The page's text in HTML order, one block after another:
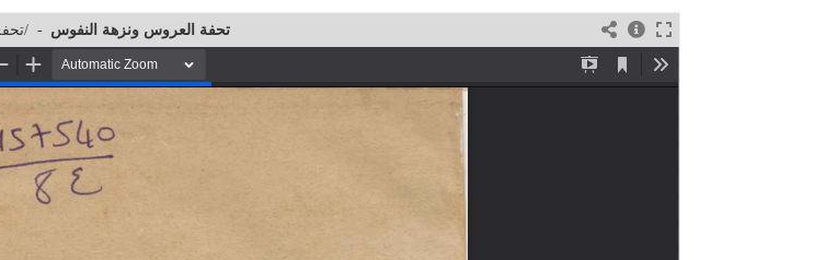
تحفة العروس ونزهة النفوس/ - تحفة العروس ونزهة النفوس